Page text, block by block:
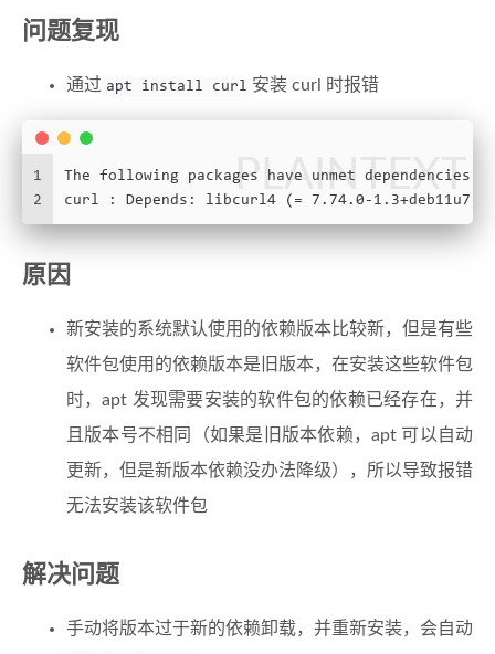
问题复现
通过 apt install curl 安装 curl 时报错
PLAINTEXT
1
2
The following packages have unmet dependencies:
curl : Depends: libcurl4 (= 7.74.0-
原因
新安装的系统默认使用的依赖版本比较新，但是有些
软件包使用的依赖版本是旧版本，在安装这些软件包
时，apt 发现需要安装的软件包的依赖已经存在，并
且版本号不相同（如果是旧版本依赖，apt 可以自动
更新，但是新版本依赖没办法降级），所以导致报错
无法安装该软件包
解决问题
手动将版本过于新的依赖卸载，并重新安装，会自动